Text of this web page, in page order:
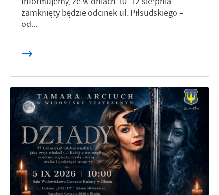
zamknięty będzie odcinek ul. Piłsudskiego –
od...